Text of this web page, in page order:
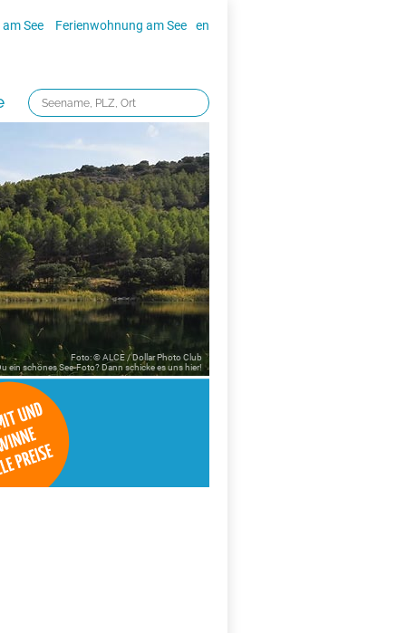
See Ferienwohnung am See en
Foto: © ALCE / Dollar Photo Club
ein schönes See-Foto? Dann schicke es uns hier!